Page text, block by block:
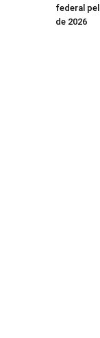
federal
de 2026